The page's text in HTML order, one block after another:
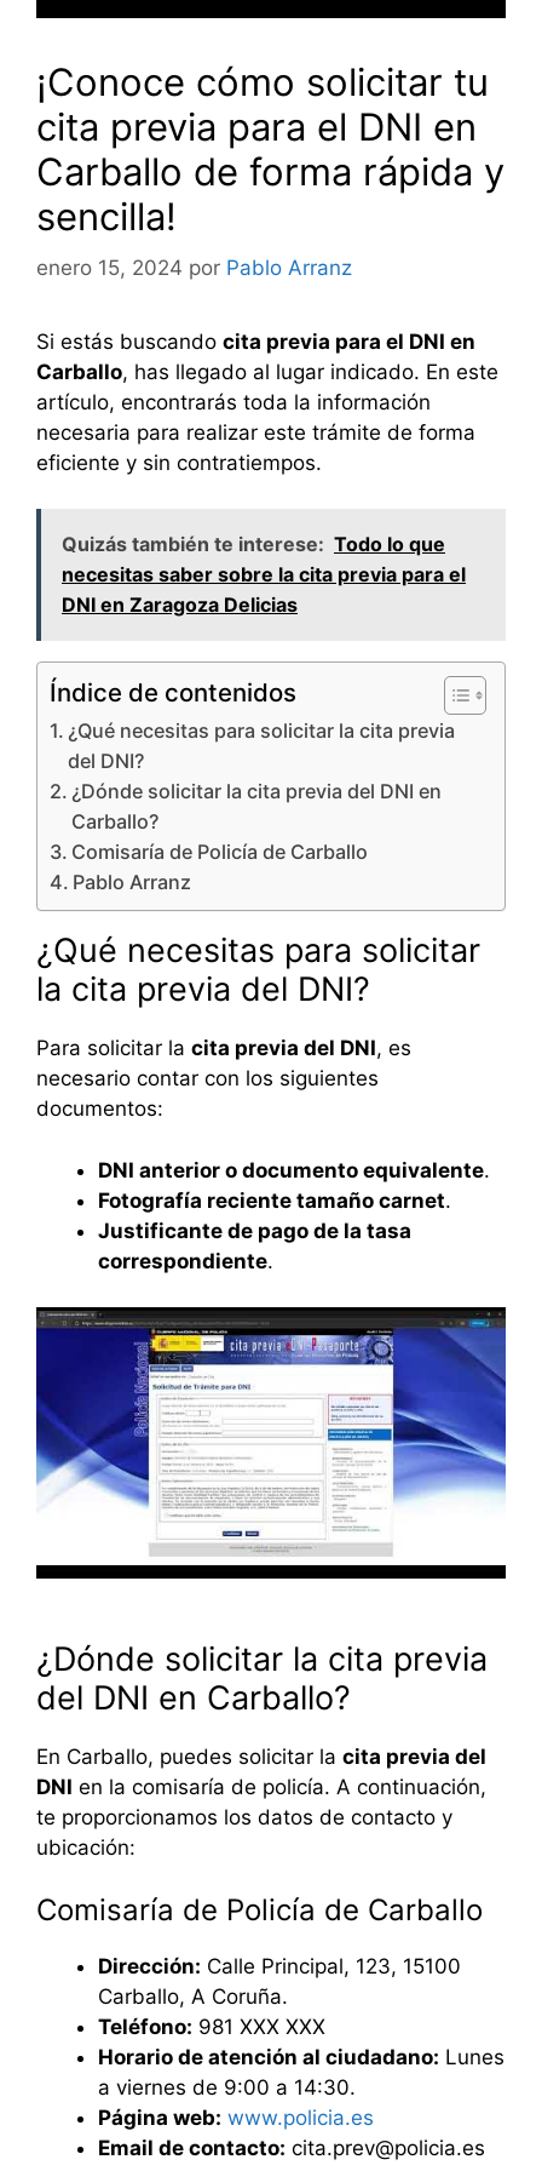
¡Conoce cómo solicitar tu
cita previa para el DNI en
Carballo de forma rápida y
sencilla!
enero 15, 2024 por Pablo Arranz
Si estás buscando cita previa para el DNI en
Carballo, has llegado al lugar indicado. En este
artículo, encontrarás toda la información
necesaria para realizar este trámite de forma
eficiente y sin contratiempos.
Quizás también te interese: Todo lo que
necesitas saber sobre la cita previa para el
DNI en Zaragoza Delicias
Índice de contenidos
¿Qué necesitas para solicitar la cita previa
del DNI?
¿Dónde solicitar la cita previa del DNI en
Carballo?
Comisaría de Policía de Carballo
Pablo Arranz
¿Qué necesitas para solicitar
la cita previa del DNI?
Para solicitar la cita previa del DNI, es
necesario contar con los siguientes
documentos:
DNI anterior o documento equivalente.
Fotografía reciente tamaño carnet.
Justificante de pago de la tasa
correspondiente.
¿Dónde solicitar la cita previa
del DNI en Carballo?
En Carballo, puedes solicitar la cita previa del
DNI en la comisaría de policía. A continuación,
te proporcionamos los datos de contacto y
ubicación:
Comisaría de Policía de Carballo
Dirección: Calle Principal, 123, 15100
Carballo, A Coruña.
Teléfono: 981 XXX XXX
Horario de atención al ciudadano: Lunes
a viernes de 9:00 a 14:30.
Página web: www.policia.es
Email de contacto: cita.prev@policia.es